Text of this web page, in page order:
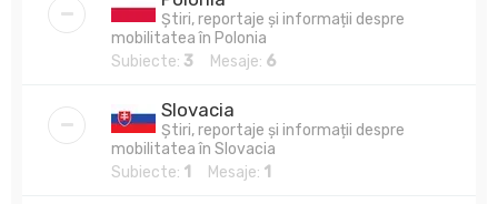
Știri, reportaje și informații despre
mobilitatea în Polonia
Subiecte: 3 Mesaje: 6
Slovacia
Știri, reportaje și informații despre
mobilitatea în Slovacia
Subiecte: 1 Mesaje: 1